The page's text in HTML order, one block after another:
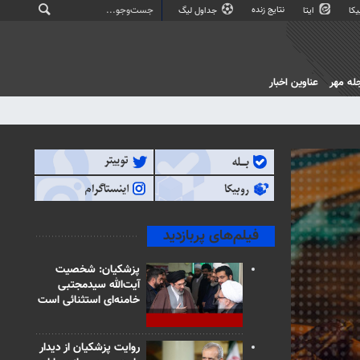
ایتا نتایج زنده جداول لیگ
مهر عناوین اخبار
فیلم‌های پربازدید
پزشکیان: شخصیت
آیت‌الله سیدمجتبی
خامنه‌ای استثنائی است
روایت پزشکیان از دیدار